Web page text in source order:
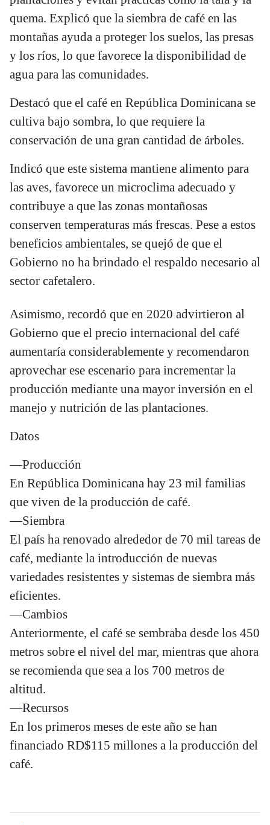
quema. Explicó que la siembra de café en las
montañas ayuda a proteger los suelos, las presas
y los ríos, lo que favorece la disponibilidad de
agua para las comunidades.
Destacó que el café en República Dominicana se
cultiva bajo sombra, lo que requiere la
conservación de una gran cantidad de árboles.
Indicó que este sistema mantiene alimento para
las aves, favorece un microclima adecuado y
contribuye a que las zonas montañosas
conserven temperaturas más frescas. Pese a estos
beneficios ambientales, se quejó de que el
Gobierno no ha brindado el respaldo necesario al
sector cafetalero.
Asimismo, recordó que en 2020 advirtieron al
Gobierno que el precio internacional del café
aumentaría considerablemente y recomendaron
aprovechar ese escenario para incrementar la
producción mediante una mayor inversión en el
manejo y nutrición de las plantaciones.
Datos
—Producción
En República Dominicana hay 23 mil familias
que viven de la producción de café.
—Siembra
El país ha renovado alrededor de 70 mil tareas de
café, mediante la introducción de nuevas
variedades resistentes y sistemas de siembra más
eficientes.
—Cambios
Anteriormente, el café se sembraba desde los 450
metros sobre el nivel del mar, mientras que ahora
se recomienda que sea a los 700 metros de
altitud.
—Recursos
En los primeros meses de este año se han
financiado RD$115 millones a la producción del
café.